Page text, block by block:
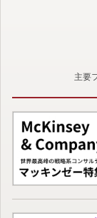
主要